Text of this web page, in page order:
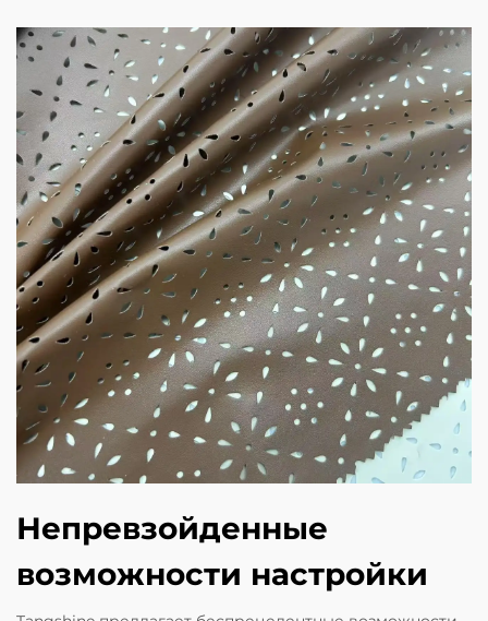
Непревзойденные
возможности настройки